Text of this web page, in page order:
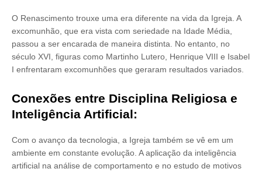
O Renascimento trouxe uma era diferente na vida da Igreja. A
excomunhão, que era vista com seriedade na Idade Média,
passou a ser encarada de maneira distinta. No entanto, no
século XVI, figuras como Martinho Lutero, Henrique VIII e Isabel
I enfrentaram excomunhões que geraram resultados variados.
Conexões entre Disciplina Religiosa e
Inteligência Artificial:
Com o avanço da tecnologia, a Igreja também se vê em um
ambiente em constante evolução. A aplicação da inteligência
artificial na análise de comportamento e no estudo de motivos